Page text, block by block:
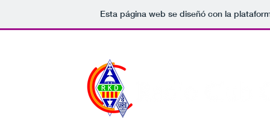
Esta página web se diseñó con la